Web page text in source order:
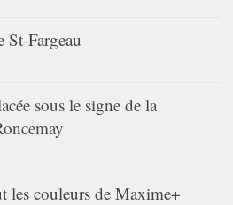
St-Fargeau
sous le signe de la
les couleurs de Maxime+